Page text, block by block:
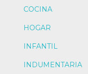
COCINA
HOGAR
INFANTIL
INDUMENTARIA